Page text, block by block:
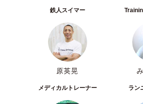
鉄人スイマー
原英晃
メディカルトレーナー ラン